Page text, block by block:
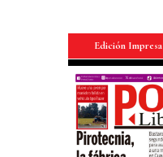
Edición Impresa